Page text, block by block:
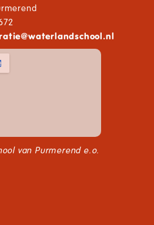
@waterlandschool.nl
van Purmerend e.o.